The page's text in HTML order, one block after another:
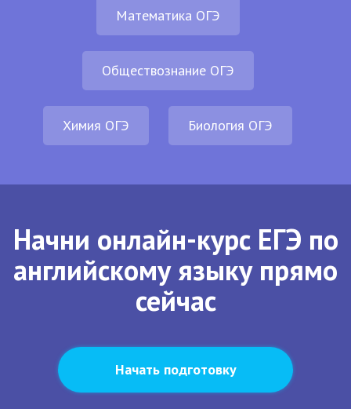
Математика ОГЭ
Обществознание ОГЭ
Химия ОГЭ Биология ОГЭ
Начни онлайн-курс ЕГЭ по
английскому языку прямо
сейчас
Начать подготовку